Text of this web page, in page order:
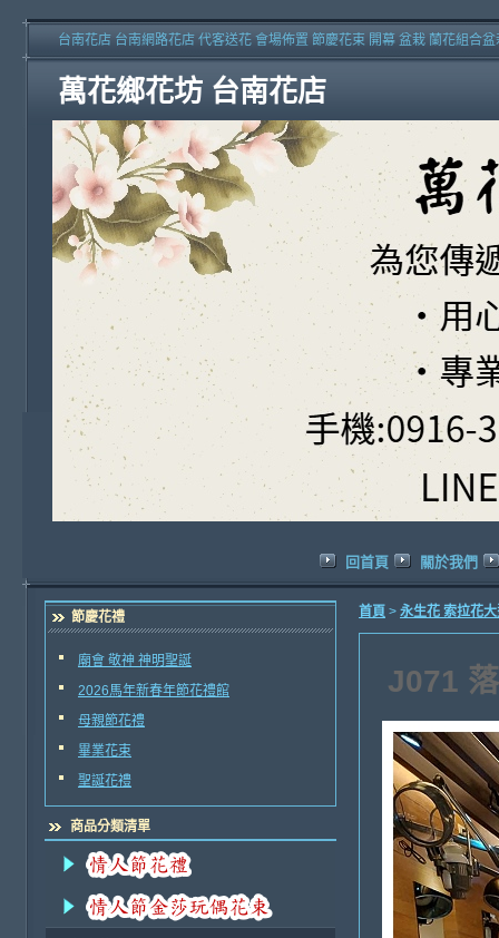
萬花鄉花坊 台南花店
台南花店 台南網路花店 代客送花 會場佈置 節慶花束 開幕 盆栽 蘭花組合
回首頁 關於我們
節慶花禮
廟會 敬神 神明聖誕
2026馬年新春年節花禮館
母親節花禮
畢業花束
聖誕花禮
商品分類清單
首頁 > 永生花 索拉花
J071